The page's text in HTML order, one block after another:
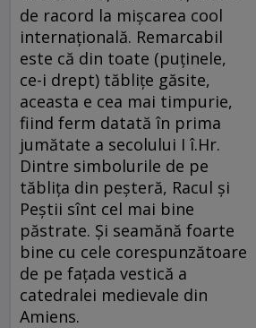
de racord la mișcarea ­cool
internațională. Remarcabil
este că din toate (puținele,
ce-i drept) tăblițe găsite,
aceasta e cea mai timpurie,
fiind ferm datată în prima
jumătate a secolului I î.Hr.
Dintre simbolurile de pe
tăblița din peșteră, Racul și
Peștii sînt cel mai bine
păstrate. Și seamănă foarte
bine cu cele corespunzătoare
de pe fațada vestică a
catedralei medievale din
Amiens.